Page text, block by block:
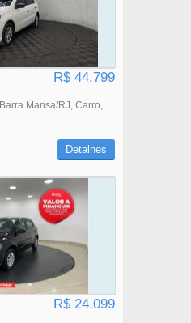
R$ 44.799
Barra Mansa/RJ Carro
Detalhes
R$ 24.099